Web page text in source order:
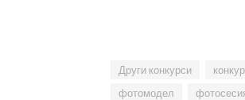
Други конкурси
фотомодел